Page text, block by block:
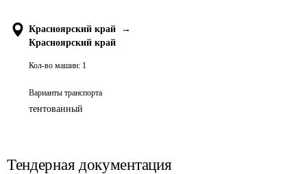
Красноярский край
→
Красноярский край
Кол-во машин: 1
Варианты транспорта
тентованный
Тендерная документация